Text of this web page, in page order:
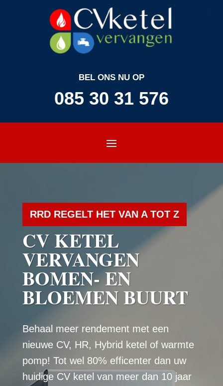
BEL ONS NU OP
085 30 31 576
RRD REGELT HET VAN A TOT Z
CV KETEL
VERVANGEN
BOMEN- EN
BLOEMEN BUURT
Behaal meer rendement met een
nieuwe CV, HR, Hybrid ketel of warmte
pomp! Tot wel 80% efficenter dan uw
huidige CV ketel van meer dan 10 jaar